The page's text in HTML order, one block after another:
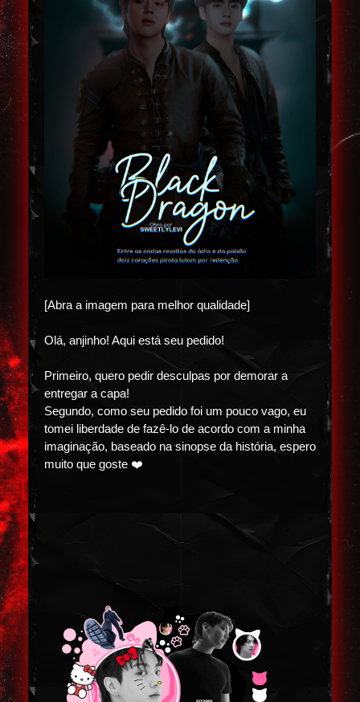
[Abra a imagem para melhor qualidade]
Olá, anjinho! Aqui está seu pedido!
Primeiro, quero pedir desculpas por demorar a
entregar a capa!
Segundo, como seu pedido foi um pouco vago, eu
tomei liberdade de fazê-lo de acordo com a minha
imaginação, baseado na sinopse da história, espero
muito que goste ❤️